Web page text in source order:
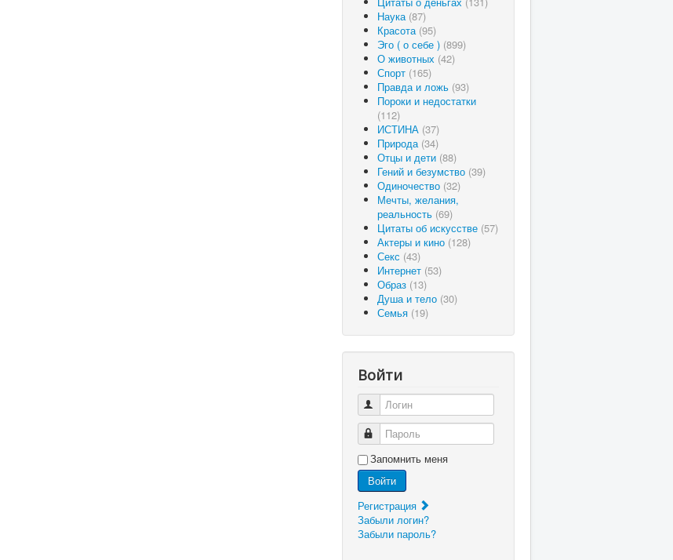
Наука (87)
Красота (95)
Эго ( о себе ) (899)
О животных (42)
Спорт (165)
Правда и ложь (93)
Пороки и недостатки
(112)
ИСТИНА (37)
Природа (34)
Отцы и дети (88)
Гений и безумство (39)
Одиночество (32)
Мечты, желания,
реальность (69)
Цитаты об искусстве (57)
Актеры и кино (128)
Секс (43)
Интернет (53)
Образ (13)
Душа и тело (30)
Семья (19)
Войти
Логин
Пароль
Запомнить меня
Войти
Регистрация
Забыли логин?
Забыли пароль?